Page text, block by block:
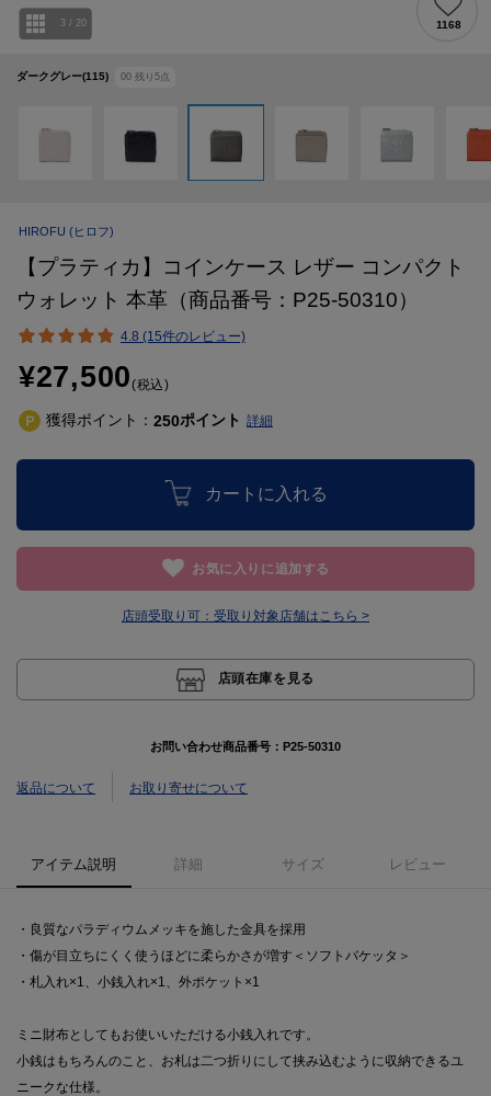
ダークグレー(115) 00 残り 5点
3 / 20 1168
HIROFU (ヒロフ)
【プラティカ】コインケース レザー コンパクト
ウォレット 本革（商品番号：P25-50310）
4.8 (15件のレビュー)
¥27,500(税込)
獲得ポイント： 250ポイント 詳細
カートに入れる
お気に入りに追加する
店頭受取り可： 受取り対象店舗はこちら >
店頭在庫を見る
お問い合わせ商品番号： P25-50310
返品について お取り寄せについて
アイテム説明 詳細 サイズ レビュー
・良質なパラディウムメッキを施した金具を採用
・傷が目立ちにくく使うほどに柔らかさが増す＜ソフトバケッタ＞
・札入れ×1、小銭入れ×1、外ポケット×1
ミニ財布としてもお使いいただける小銭入れです。
小銭はもちろんのこと、お札は二つ折りにして挟み込むように収納できるユ
ニークな仕様。